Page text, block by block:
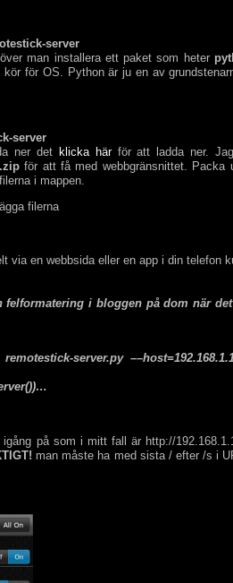
server
man installera ett paket som heter
kör för OS. Python är ju en av
server
ner det
klicka härför att ladda ner.
för att få med webbgränsnittet. Packa
i mappen.
filerna
via en webbsida eller en app i din telefon
i bloggen på dom när
server.py
på som i mitt fall är http://
man måste ha med sista / efter /s i